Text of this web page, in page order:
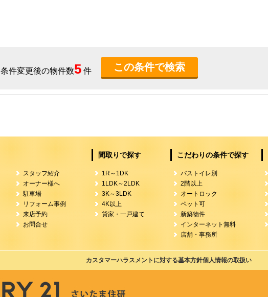
条件変更後の物件数5 件
スタッフ紹介
オーナー様へ
駐車場
リフォーム事例
来店予約
お問合せ
間取りで探す
1R～1DK
1LDK～2LDK
3K～3LDK
4K以上
貸家・一戸建て
こだわりの条件で探す
バストイレ別
2階以上
オートロック
ペット可
新築物件
インターネット無料
店舗・事務所
カスタマーハラスメントに対する基本方針個人情報の取扱い